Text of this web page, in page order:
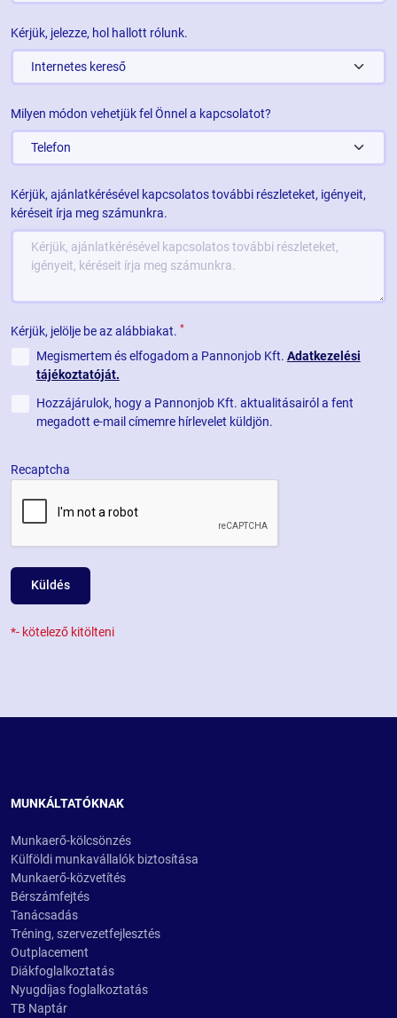
Kérjük, jelezze, hol hallott rólunk.
Milyen módon vehetjük fel Önnel a kapcsolatot?
Kérjük, ajánlatkérésével kapcsolatos további részleteket, igényeit,
kéréseit írja meg számunkra.
Kérjük, jelölje be az alábbiakat. *
Megismertem és elfogadom a Pannonjob Kft. Adatkezelési
tájékoztatóját.
Hozzájárulok, hogy a Pannonjob Kft. aktualitásairól a fent
megadott e-mail címemre hírlevelet küldjön.
Recaptcha
Küldés
*- kötelező kitölteni
MUNKÁLTATÓKNAK
Munkaerő-kölcsönzés
Külföldi munkavállalók biztosítása
Munkaerő-közvetítés
Bérszámfejtés
Tanácsadás
Tréning, szervezetfejlesztés
Outplacement
Diákfoglalkoztatás
Nyugdíjas foglalkoztatás
TB Naptár